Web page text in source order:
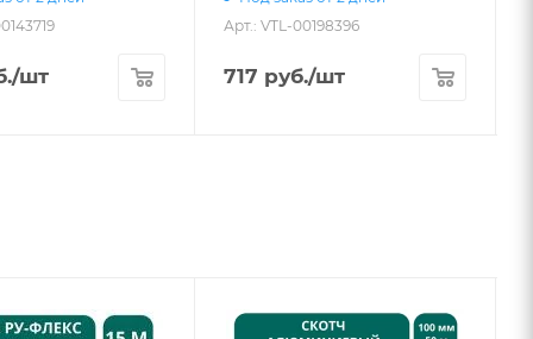
/шт
Арт.: VTL-00198396
717 руб./шт